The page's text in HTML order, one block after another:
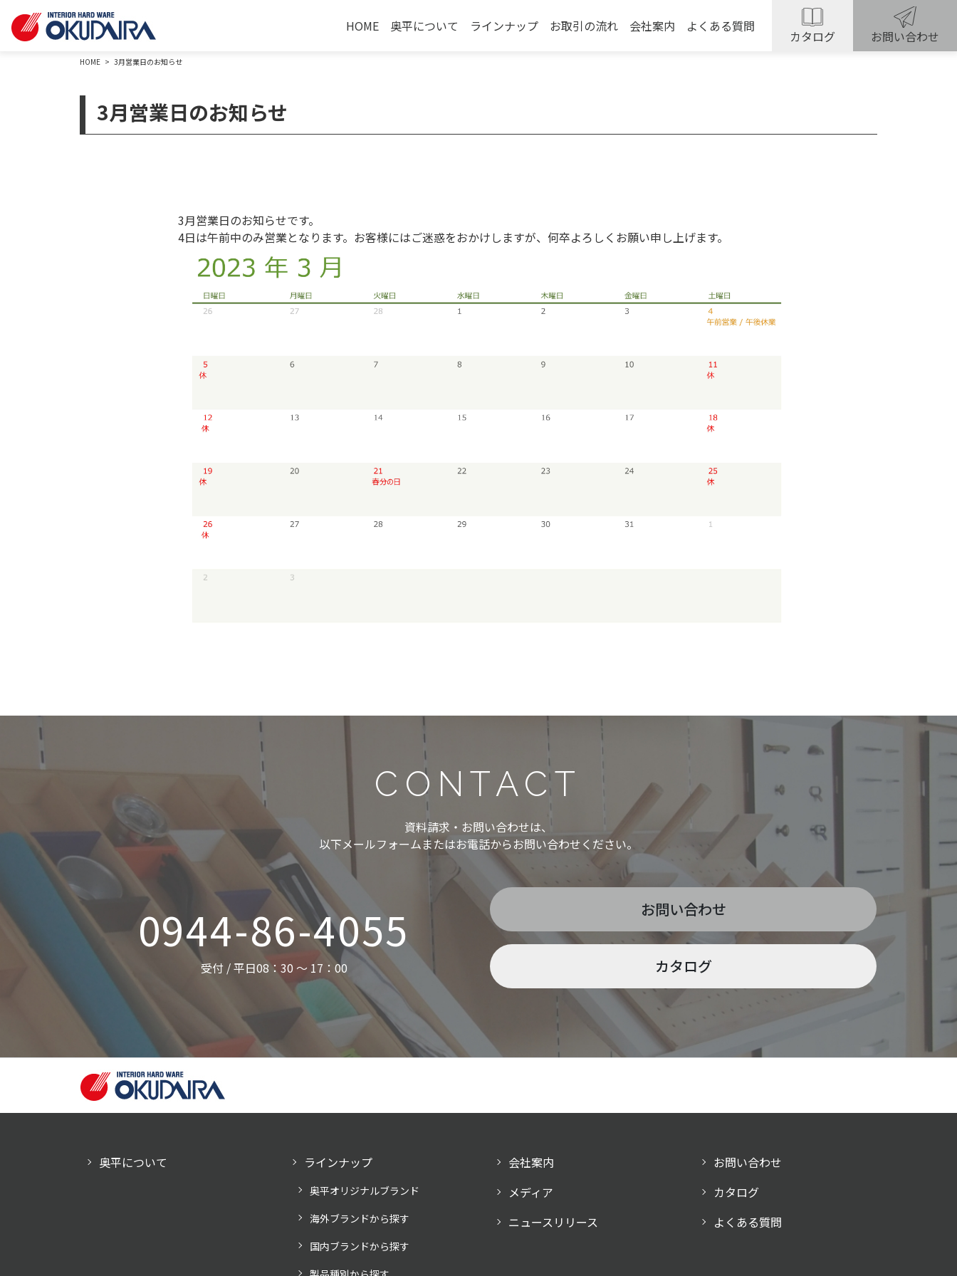
HOME 奥平について ラインナップ お取引の流れ 会社案内 よくある質問
カタログ お問い合わせ
HOME 3月営業日のお知らせ
3月営業日のお知らせ
3月営業日のお知らせです。
4日は午前中のみ営業となります。お客様にはご迷惑をおかけしますが、何卒よろしくお願い申し上げます。
CONTACT
資料請求・お問い合わせは、
以下メールフォームまたはお電話からお問い合わせください。
0944-86-4055
受付 / 平日08：30 ～ 17：00
お問い合わせ
カタログ
奥平について ラインナップ
奥平オリジナルブランド
海外ブランドから探す
国内ブランドから探す
会社案内
メディア
ニュースリリース
お問い合わせ
カタログ
よくある質問